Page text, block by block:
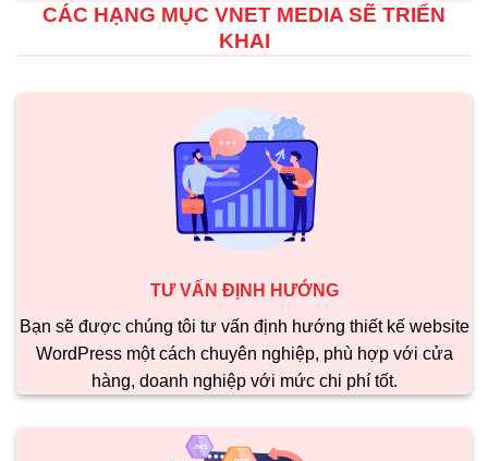
CÁC HẠNG MỤC VNET MEDIA SẼ TRIỂN
KHAI
TƯ VẤN ĐỊNH HƯỚNG
Bạn sẽ được chúng tôi tư vấn định hướng thiết kế website
WordPress một cách chuyên nghiệp, phù hợp với cửa
hàng, doanh nghiệp với mức chi phí tốt.